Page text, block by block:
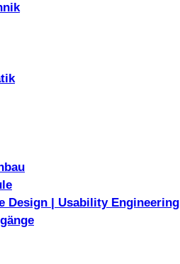
Design | Usability Engineering